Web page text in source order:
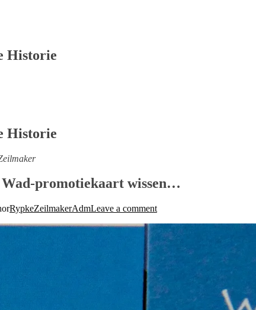
Historie
Historie
promotiekaart wissen…
RypkeZeilmakerAdmLeave a comment